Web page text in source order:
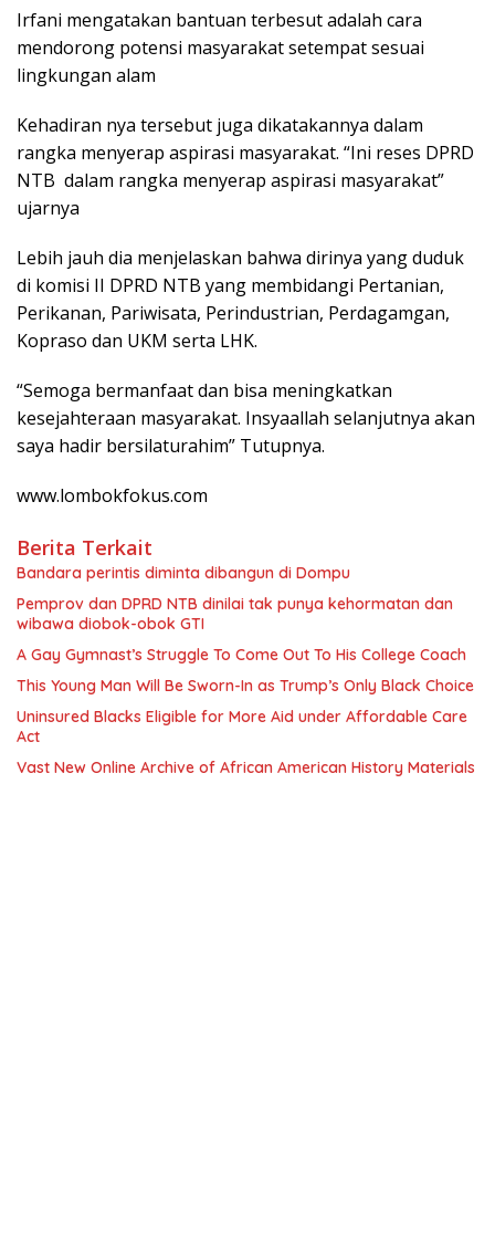
Irfani mengatakan bantuan terbesut adalah cara
mendorong potensi masyarakat setempat sesuai
lingkungan alam
Kehadiran nya tersebut juga dikatakannya dalam
rangka menyerap aspirasi masyarakat. “Ini reses DPRD
NTB dalam rangka menyerap aspirasi masyarakat”
ujarnya
Lebih jauh dia menjelaskan bahwa dirinya yang duduk
di komisi II DPRD NTB yang membidangi Pertanian,
Perikanan, Pariwisata, Perindustrian, Perdagamgan,
Kopraso dan UKM serta LHK.
“Semoga bermanfaat dan bisa meningkatkan
kesejahteraan masyarakat. Insyaallah selanjutnya akan
saya hadir bersilaturahim” Tutupnya.
www.lombokfokus.com
Berita Terkait
Bandara perintis diminta dibangun di Dompu
Pemprov dan DPRD NTB dinilai tak punya kehormatan dan
wibawa diobok-obok GTI
A Gay Gymnast’s Struggle To Come Out To His College Coach
This Young Man Will Be Sworn-In as Trump’s Only Black Choice
Uninsured Blacks Eligible for More Aid under Affordable Care
Act
Vast New Online Archive of African American History Materials